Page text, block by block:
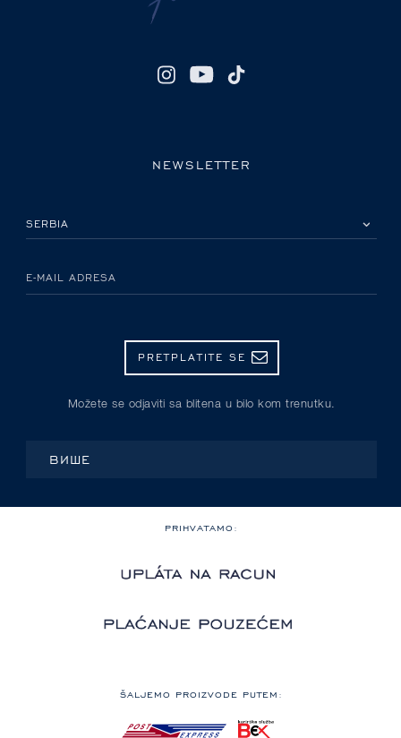
NEWSLETTER
E-MAIL ADRESA
PRETPLATITE SE
Možete se odjaviti sa blitena u bilo kom trenutku.
ВИШЕ
PRIHVATAMO:
ŠALJEMO PROIZVODE PUTEM: